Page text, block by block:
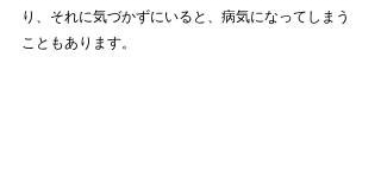
り、それに気づかずにいると、病気になってしまう
こともあります。